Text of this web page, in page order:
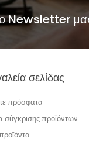
Newsletter
σελίδας
πρόσφατα
σύγκρισης προϊόντων